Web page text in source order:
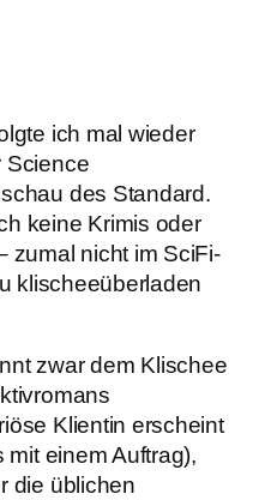
ich mal wieder
Science
des Standard.
keine Krimis oder
zumal nicht im SciFi-
klischeeüberladen
zwar dem Klischee
Klientin erscheint
mit einem Auftrag),
die üblichen